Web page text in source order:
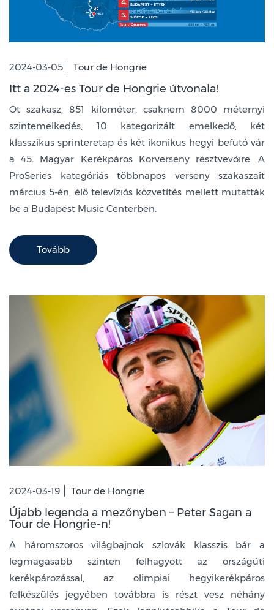
2024-03-05 Tour de Hongrie
Itt a 2024-es Tour de Hongrie útvonala!
Öt szakasz, 851 kilométer, csaknem 8000 méternyi
szintemelkedés, 10 kategorizált emelkedő, két
klasszikus sprinteretap és két ikonikus hegyi befutó vár
a 45. Magyar Kerékpáros Körverseny résztvevőire. A
ProSeries kategóriás többnapos verseny szakaszait
március 5-én, élő televíziós közvetítés mellett mutatták
be a Budapest Music Centerben.
Tovább
2024-03-19 Tour de Hongrie
Újabb legenda a mezőnyben – Peter Sagan a
Tour de Hongrie-n!
A háromszoros világbajnok szlovák klasszis bár a
legmagasabb szinten felhagyott az országúti
kerékpározással, az olimpiai hegyikerékpáros
felkészülés jegyében továbbra is részt vesz néhány